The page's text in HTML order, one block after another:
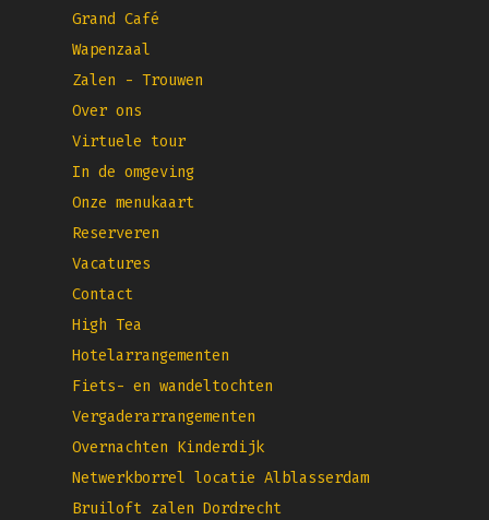
Grand Café
Wapenzaal
Zalen - Trouwen
Over ons
Virtuele tour
In de omgeving
Onze menukaart
Reserveren
Vacatures
Contact
High Tea
Hotelarrangementen
Fiets- en wandeltochten
Vergaderarrangementen
Overnachten Kinderdijk
Netwerkborrel locatie Alblasserdam
Bruiloft zalen Dordrecht